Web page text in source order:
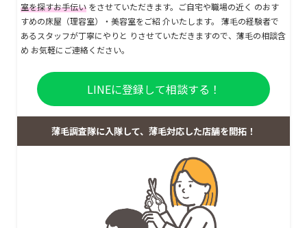
室を探すお手伝い をさせていただきます。ご自宅や職場の近く のおす
すめの床屋（理容室）・美容室をご紹 介いたします。 薄毛の経験者で
あるスタッフが丁寧にやりと りさせていただきますので、薄毛の相談含
め お気軽にご連絡ください。
LINEに登録して相談する！
薄毛調査隊に入隊して、薄毛対応した店舗を開拓！